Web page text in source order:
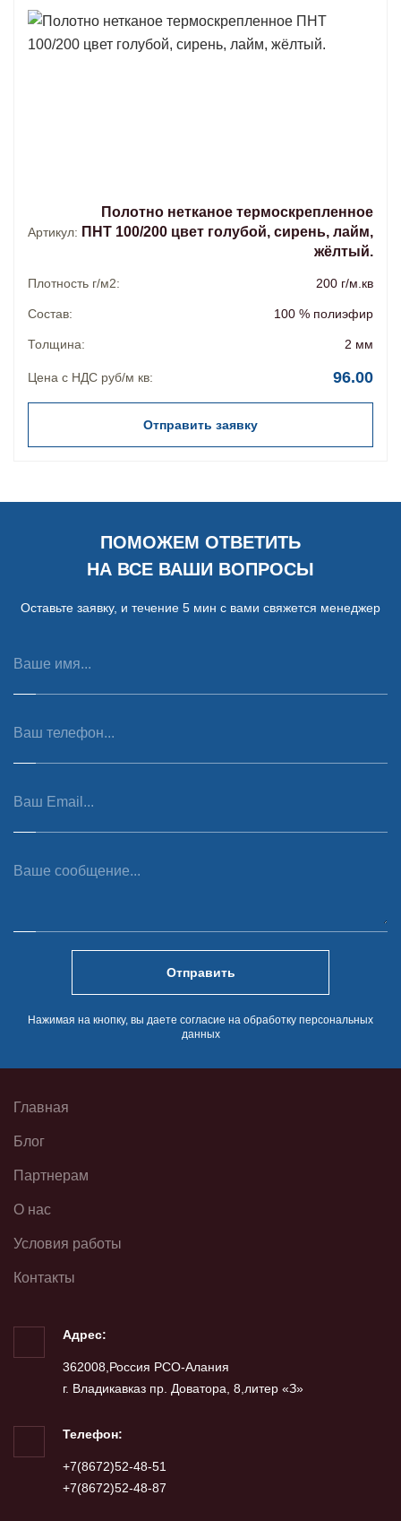
Артикул:
Полотно нетканое термоскрепленное
ПНТ 100/200 цвет голубой, сирень, лайм,
жёлтый.
Плотность г/м2: 200 г/м.кв
Состав: 100 % полиэфир
Толщина: 2 мм
Цена с НДС руб/м кв: 96.00
Отправить заявку
ПОМОЖЕМ ОТВЕТИТЬ
НА ВСЕ ВАШИ ВОПРОСЫ
Оставьте заявку, и течение 5 мин с вами свяжется менеджер
Отправить
Нажимая на кнопку, вы даете согласие на обработку персональных
данных
Главная
Блог
Партнерам
О нас
Условия работы
Контакты
Адрес:
362008,Россия РСО-Алания
г. Владикавказ пр. Доватора, 8,литер «З»
Телефон:
+7(8672)52-48-51
+7(8672)52-48-87